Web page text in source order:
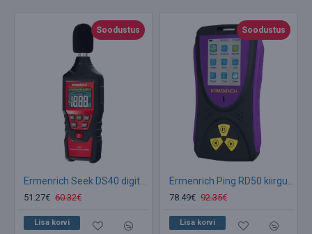
Soodustus
51.27€ 60.32€
Lisa korvi
Soodustus
78.49€ 92.35€
Lisa korvi